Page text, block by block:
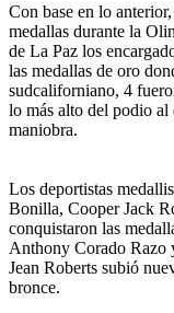
Con base en lo
medallas durante la
de La Paz los
las medallas de oro
sudcaliforniano, 4
lo más alto del podio
maniobra.
Los deportistas
Bonilla, Cooper Jack
conquistaron las
Anthony Corado Razo
Jean Roberts subió
bronce.